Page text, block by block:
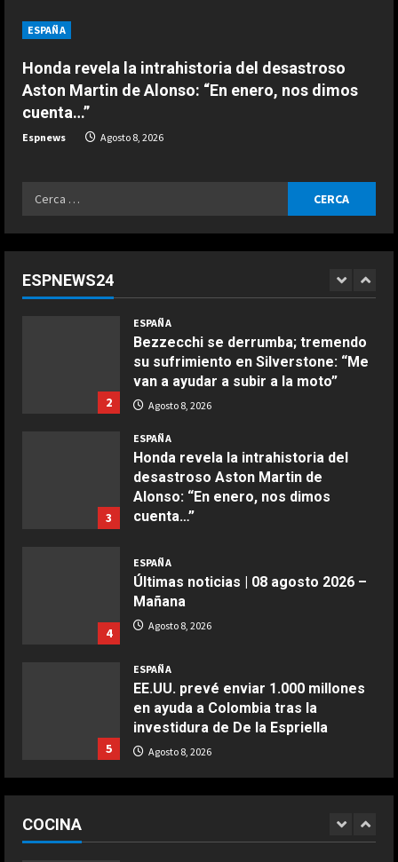
ESPAÑA
Honda revela la intrahistoria del desastroso
Aston Martin de Alonso: “En enero, nos dimos
cuenta…”
Espnews Agosto 8, 2026
Ricerca
ESPNEWS24
ESPAÑA
en ayuda a Colombia tras la
1
declararse mujeres y elegibles en
Agosto 8, 2026
2
ESPAÑA
Bezzecchi se derrumba; tremendo
su sufrimiento en Silverstone: “Me
van a ayudar a subir a la moto”
Agosto 8, 2026
3
ESPAÑA
Honda revela la intrahistoria del
desastroso Aston Martin de
Alonso: “En enero, nos dimos
cuenta…”
4
ESPAÑA
Últimas noticias | 08 agosto 2026 –
Mañana
Agosto 8, 2026
5
ESPAÑA
EE.UU. prevé enviar 1.000 millones
en ayuda a Colombia tras la
investidura de De la Espriella
Agosto 8, 2026
liga femenina”: dos ‘trumpistas’ ex
de la NBA se mofan de la WNBA al
COCINA
Ensalada de espinacas deliciosa
COCINA
Boquerones fritos en freidora de
aire
Aprile 24, 2026
Buñuelos de alcachofas
Aprile 5, 2026
Ternera guisada con senderuelas
Marzo 20, 2026
COCINA
Ensalada de habas y alcachofas con
langostinos
DEPORTES